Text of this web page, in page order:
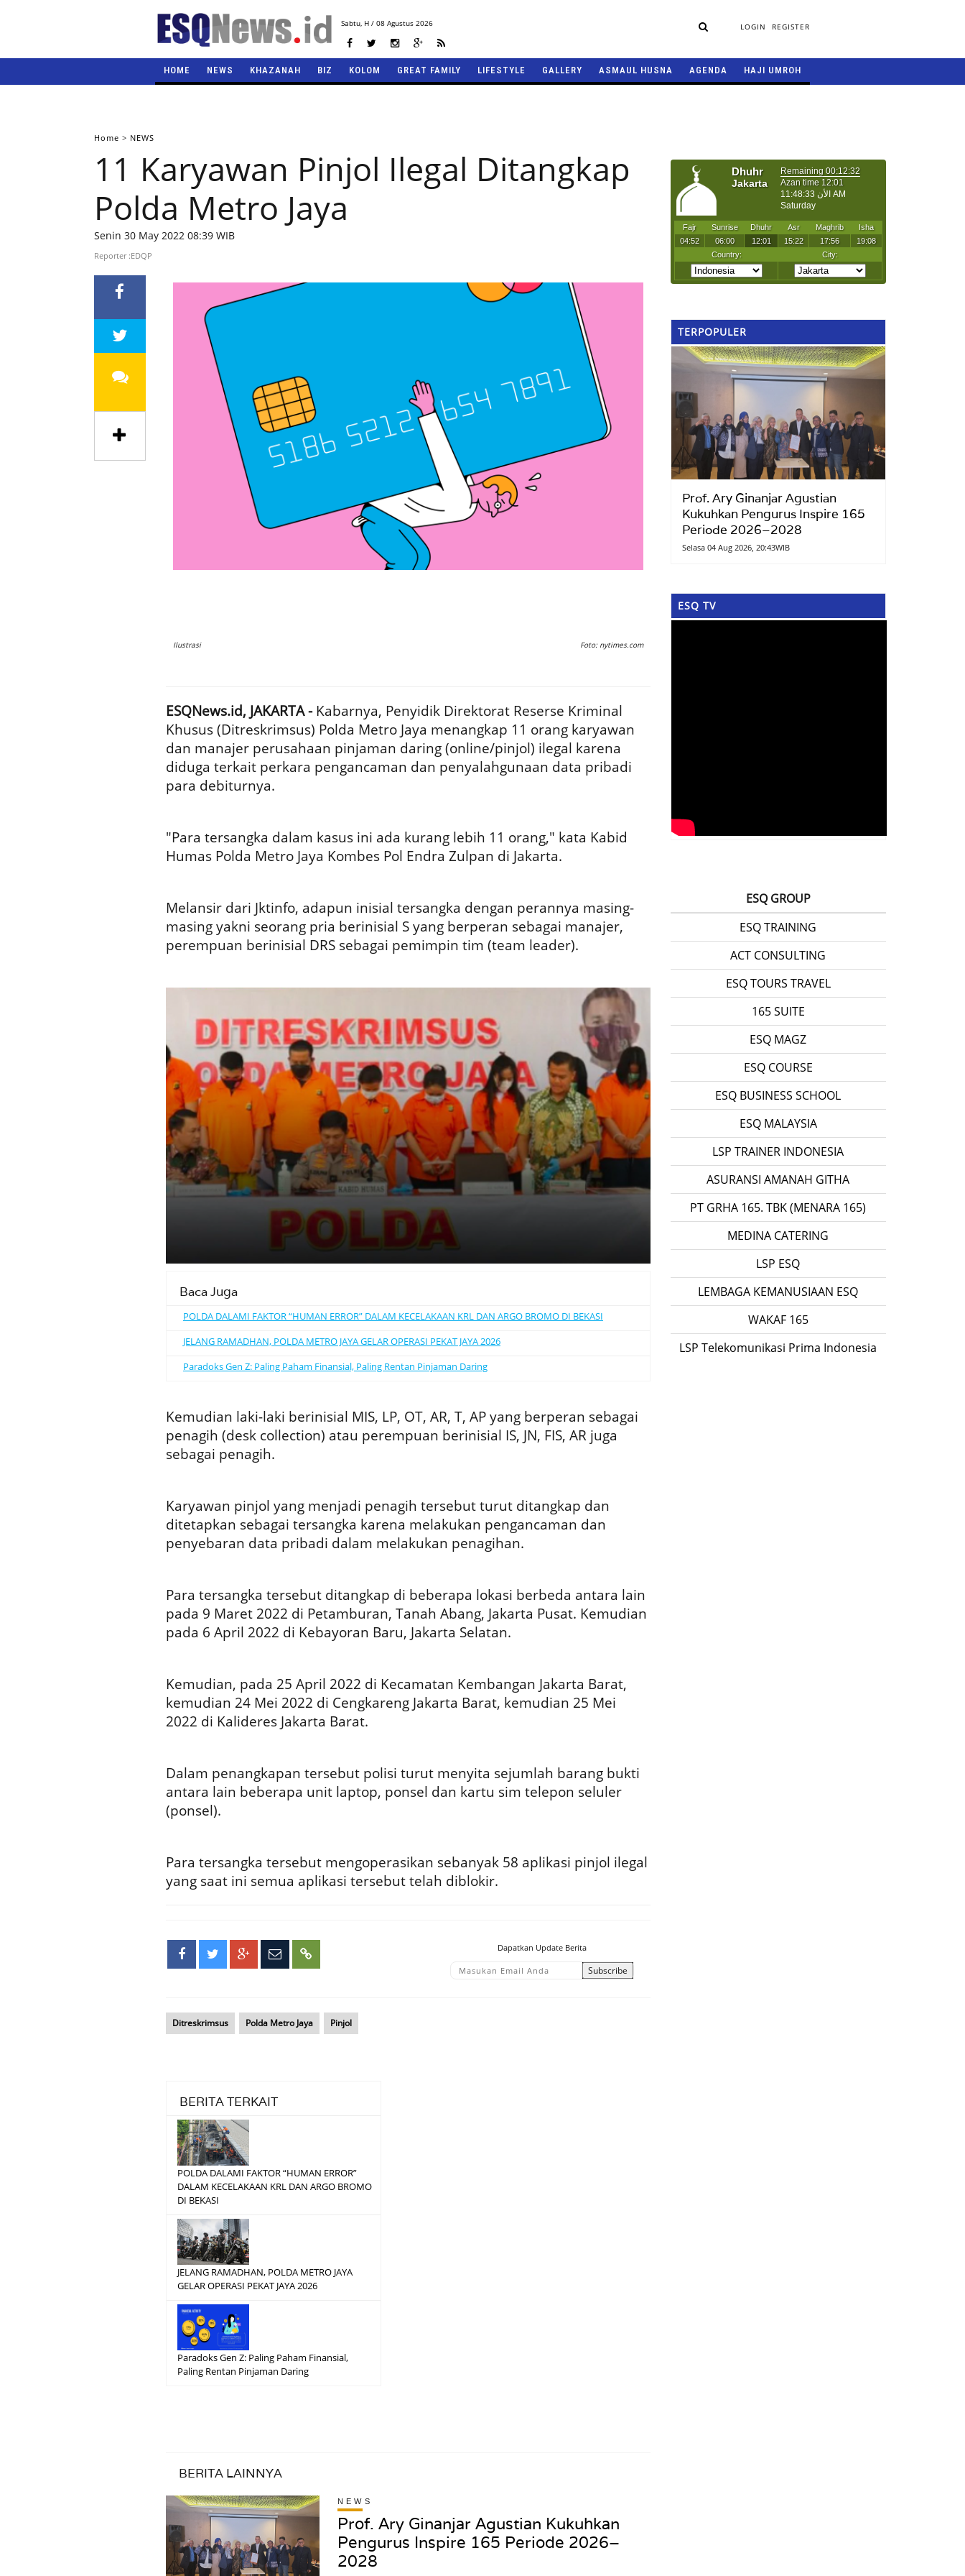
Sabtu,H / 08 Agustus 2026 LOGIN REGISTER
HOME NEWS KHAZANAH BIZ KOLOM GREAT FAMILY LIFESTYLE GALLERY ASMAUL HUSNA AGENDA HAJI UMROH
Home > NEWS
11 Karyawan Pinjol Ilegal Ditangkap
Polda Metro Jaya
Senin 30 May 2022 08:39 WIB
Reporter :EDQP
Ilustrasi Foto: nytimes.com
ESQNews.id, JAKARTA -Kabarnya, Penyidik Direktorat Reserse Kriminal
Khusus (Ditreskrimsus) Polda Metro Jaya menangkap 11 orang karyawan
dan manajer perusahaan pinjaman daring (online/pinjol) ilegal karena
diduga terkait perkara pengancaman dan penyalahgunaan data pribadi
para debiturnya.
"Para tersangka dalam kasus ini ada kurang lebih 11 orang," kata Kabid
Humas Polda Metro Jaya Kombes Pol Endra Zulpan di Jakarta.
Melansir dari Jktinfo, adapun inisial tersangka dengan perannya masing-
masing yakni seorang pria berinisial S yang berperan sebagai manajer,
perempuan berinisial DRS sebagai pemimpin tim (team leader).
Baca Juga
POLDA DALAMI FAKTOR “HUMAN ERROR” DALAM KECELAKAAN KRL DAN ARGO BROMO DI BEKASI
JELANG RAMADHAN, POLDA METRO JAYA GELAR OPERASI PEKAT JAYA 2026
Paradoks Gen Z: Paling Paham Finansial, Paling Rentan Pinjaman Daring
Kemudian laki-laki berinisial MIS, LP, OT, AR, T, AP yang berperan sebagai
penagih (desk collection) atau perempuan berinisial IS, JN, FIS, AR juga
sebagai penagih.
Karyawan pinjol yang menjadi penagih tersebut turut ditangkap dan
ditetapkan sebagai tersangka karena melakukan pengancaman dan
penyebaran data pribadi dalam melakukan penagihan.
Para tersangka tersebut ditangkap di beberapa lokasi berbeda antara lain
pada 9 Maret 2022 di Petamburan, Tanah Abang, Jakarta Pusat. Kemudian
pada 6 April 2022 di Kebayoran Baru, Jakarta Selatan.
Kemudian, pada 25 April 2022 di Kecamatan Kembangan Jakarta Barat,
kemudian 24 Mei 2022 di Cengkareng Jakarta Barat, kemudian 25 Mei
2022 di Kalideres Jakarta Barat.
Dalam penangkapan tersebut polisi turut menyita sejumlah barang bukti
antara lain beberapa unit laptop, ponsel dan kartu sim telepon seluler
(ponsel).
Para tersangka tersebut mengoperasikan sebanyak 58 aplikasi pinjol ilegal
yang saat ini semua aplikasi tersebut telah diblokir.
Dapatkan Update Berita
Ditreskrimsus Polda Metro Jaya Pinjol
BERITA TERKAIT
POLDA DALAMI FAKTOR “HUMAN ERROR”
DALAM KECELAKAAN KRL DAN ARGO BROMO
DI BEKASI
JELANG RAMADHAN, POLDA METRO JAYA
GELAR OPERASI PEKAT JAYA 2026
Paradoks Gen Z: Paling Paham Finansial,
Paling Rentan Pinjaman Daring
BERITA LAINNYA
NEWS
Prof. Ary Ginanjar Agustian Kukuhkan
Pengurus Inspire 165 Periode 2026–
2028
TERPOPULER
Prof. Ary Ginanjar Agustian
Kukuhkan Pengurus Inspire 165
Periode 2026–2028
Selasa 04 Aug 2026, 20:43WIB
ESQ TV
ESQ GROUP
ESQ TRAINING
ACT CONSULTING
ESQ TOURS TRAVEL
165 SUITE
ESQ MAGZ
ESQ COURSE
ESQ BUSINESS SCHOOL
ESQ MALAYSIA
LSP TRAINER INDONESIA
ASURANSI AMANAH GITHA
PT GRHA 165. TBK (MENARA 165)
MEDINA CATERING
LSP ESQ
LEMBAGA KEMANUSIAAN ESQ
WAKAF 165
LSP Telekomunikasi Prima Indonesia